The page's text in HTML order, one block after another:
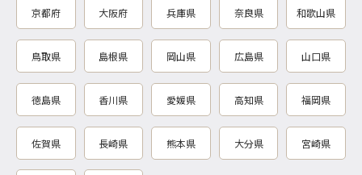
京都府 大阪府 兵庫県 奈良県 和歌山県
鳥取県 島根県 岡山県 広島県 山口県
徳島県 香川県 愛媛県 高知県 福岡県
佐賀県 長崎県 熊本県 大分県 宮崎県